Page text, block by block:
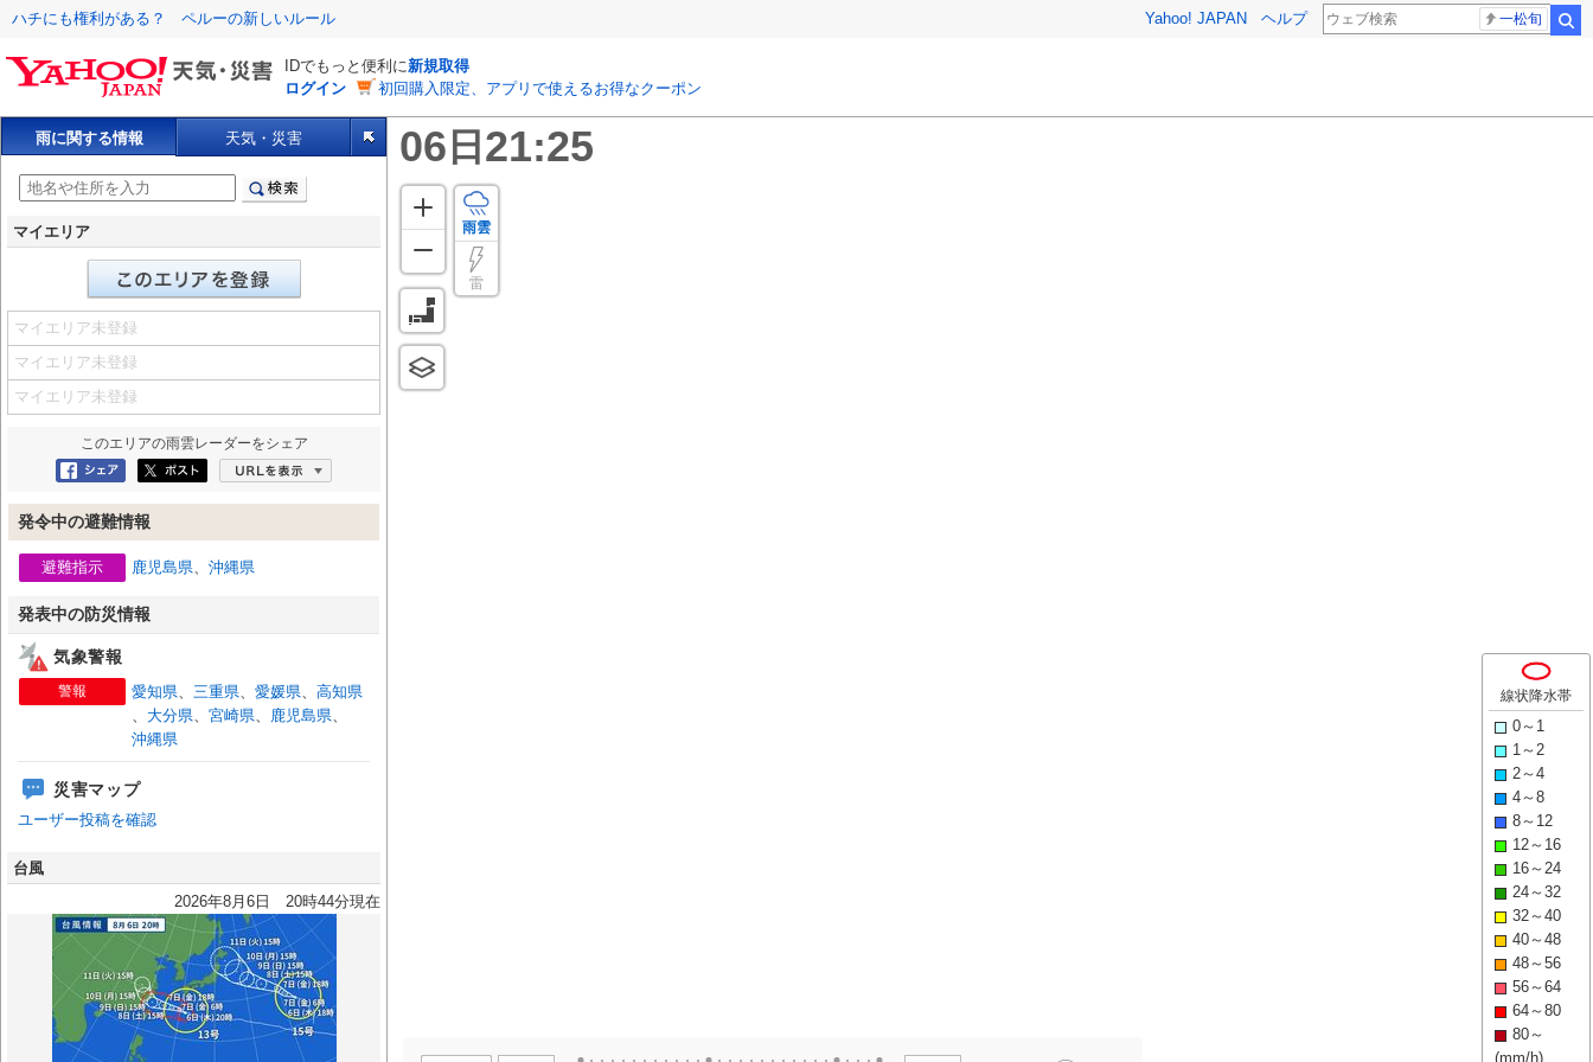
ハチにも権利がある？ ペルーの新しいルール Yahoo! JAPAN ヘルプ 一松旬
IDでもっと便利に新規取得
ログイン
初回購入限定、アプリで使えるお得なクーポン
雨に関する情報 天気・災害
マイエリア
マイエリア未登録
マイエリア未登録
マイエリア未登録
このエリアの雨雲レーダーをシェア
Facebookにシェア
ポスト
発令中の避難情報
避難指示 鹿児島県、 沖縄県
発表中の防災情報
気象警報
警報 愛知県、 三重県、 愛媛県、 高知県
、 大分県、 宮崎県、 鹿児島県、
沖縄県
災害マップ
ユーザー投稿を確認
台風
2026年8月6日 20時44分現在
雨雲
雷
06 日 21:25
線状降水帯
0～1
1～2
2～4
4～8
8～12
12～16
16～24
24～32
32～40
40～48
48～56
56～64
64～80
80～
(mm/h)